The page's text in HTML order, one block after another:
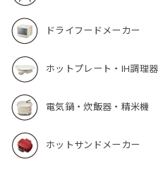
ドライフードメーカー
ホットプレート・IH調理器
電気鍋・炊飯器・精米機
ホットサンドメーカー